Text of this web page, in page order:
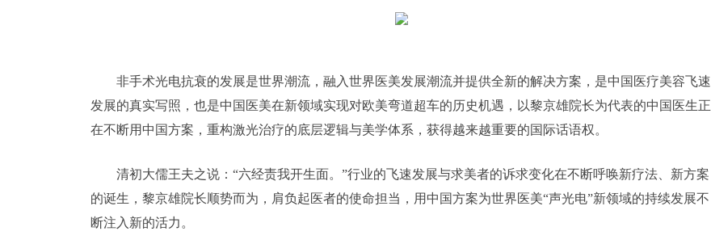
非手术光电抗衰的发展是世界潮流，融入世界医美发展潮流并提供全新的解决方案，是中国医疗美容飞速
发展的真实写照，也是中国医美在新领域实现对欧美弯道超车的历史机遇，以黎京雄院长为代表的中国医生正
在不断用中国方案，重构激光治疗的底层逻辑与美学体系，获得越来越重要的国际话语权。
清初大儒王夫之说：“六经责我开生面。”行业的飞速发展与求美者的诉求变化在不断呼唤新疗法、新方案
的诞生，黎京雄院长顺势而为，肩负起医者的使命担当，用中国方案为世界医美“声光电”新领域的持续发展不
断注入新的活力。